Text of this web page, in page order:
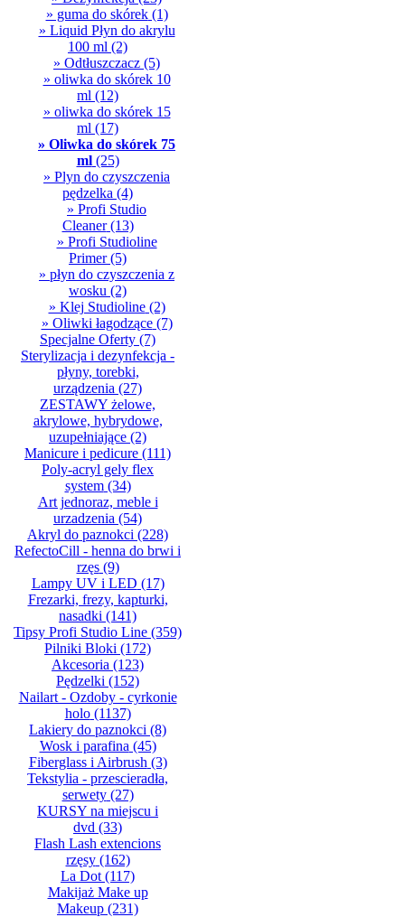
» guma do skórek(1)
» Liquid Płyn do akrylu
100 ml (2)
» Odtłuszczacz (5)
» oliwka do skórek 10
ml (12)
» oliwka do skórek 15
ml (17)
» Oliwka do skórek 75
ml(25)
» Plyn do czyszczenia
pędzelka (4)
» Profi Studio
Cleaner(13)
» Profi Studioline
Primer(5)
» płyn do czyszczenia z
wosku (2)
» Klej Studioline(2)
» Oliwki łagodzące(7)
Specjalne Oferty (7)
Sterylizacja i dezynfekcja -
płyny, torebki,
urządzenia (27)
ZESTAWY żelowe,
akrylowe, hybrydowe,
uzupełniające (2)
Manicure i pedicure (111)
Poly-acryl gely flex
system(34)
Art jednoraz, meble i
urzadzenia (54)
Akryl do paznokci (228)
RefectoCill - henna do brwi i
rzęs(9)
Lampy UV i LED (17)
Frezarki, frezy, kapturki,
nasadki (141)
Tipsy Profi Studio Line (359)
Pilniki Bloki (172)
Akcesoria (123)
Pędzelki (152)
Nailart - Ozdoby - cyrkonie
holo(1137)
Lakiery do paznokci (8)
Wosk i parafina (45)
Fiberglass i Airbrush (3)
Tekstylia - przescieradła,
serwety(27)
KURSY na miejscu i
dvd (33)
Flash Lash extencions
rzęsy(162)
La Dot (117)
Makijaż Make up
Makeup (231)